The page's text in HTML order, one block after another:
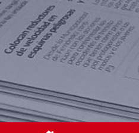
Skip
to
content